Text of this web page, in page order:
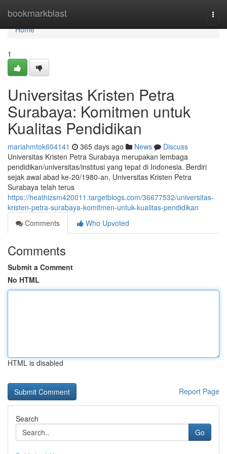
bookmarkblast
Home
Home
1
Universitas Kristen Petra
Surabaya: Komitmen untuk
Kualitas Pendidikan
mariahmtok604141 365 days ago News
Discuss
Universitas Kristen Petra Surabaya merupakan lembaga
pendidikan/universitas/institusi yang tepat di Indonesia. Berdiri
sejak awal abad ke-20/1980-an, Universitas Kristen Petra
Surabaya telah terus
https://heathizsm420011.targetblogs.com/36677532/universitas-
kristen-petra-surabaya-komitmen-untuk-kualitas-pendidikan
Comments
Who Upvoted
Comments
Submit a Comment
No HTML
HTML is disabled
Report Page
Search
Go